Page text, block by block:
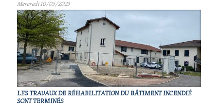
Mercredi 10/05/2023
LES TRAVAUX DE RÉHABILITATION DU BÂTIMENT INCENDIÉ
SONT TERMINÉS